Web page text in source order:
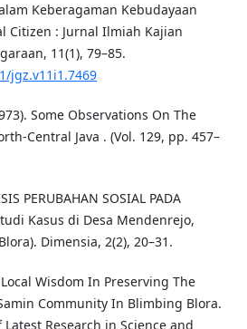
Keberagaman Kebudayaan
Citizen : Jurnal Ilmiah Kajian
11(1), 79–85.
jgz.v11i1.7469
Some Observations On The
Central Java . (Vol. 129, pp. 457–
PERUBAHAN SOSIAL PADA
Kasus di Desa Mendenrejo,
Dimensia, 2(2), 20–31.
Wisdom In Preserving The
Community In Blimbing Blora.
Research in Science and